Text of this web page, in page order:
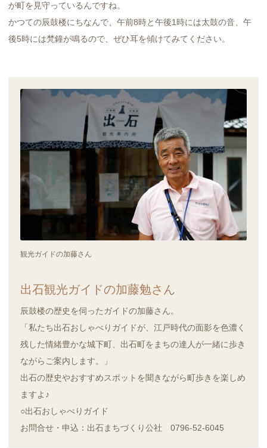
が町を見守っているんですね。
かつての辰鼓楼にちなんで、午前8時と午後1時には太鼓の音、午
後5時には梵鐘が鳴るので、ぜひ耳を傾けてみてください。
観光ガイドの加藤さん
出石観光ガイドの加藤勉さん
辰鼓楼の歴史を伺ったガイドの加藤さん。
「私たち出石おしゃべりガイドが、江戸時代の面影を色濃く
残した情緒豊かな城下町、出石町をまちの達人が一緒に歩き
ながらご案内します。」
出石の歴史やおすすめスポットを聞きながら町歩きを楽しめ
ますよ♪
○出石おしゃべりガイド
お問合せ・申込：出石まちづくり公社 0796-52-6045